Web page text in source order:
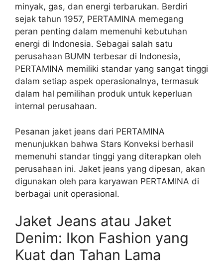
minyak, gas, dan energi terbarukan. Berdiri
sejak tahun 1957, PERTAMINA memegang
peran penting dalam memenuhi kebutuhan
energi di Indonesia. Sebagai salah satu
perusahaan BUMN terbesar di Indonesia,
PERTAMINA memiliki standar yang sangat tinggi
dalam setiap aspek operasionalnya, termasuk
dalam hal pemilihan produk untuk keperluan
internal perusahaan.
Pesanan jaket jeans dari PERTAMINA
menunjukkan bahwa Stars Konveksi berhasil
memenuhi standar tinggi yang diterapkan oleh
perusahaan ini. Jaket jeans yang dipesan, akan
digunakan oleh para karyawan PERTAMINA di
berbagai unit operasional.
Jaket Jeans atau Jaket
Denim: Ikon Fashion yang
Kuat dan Tahan Lama